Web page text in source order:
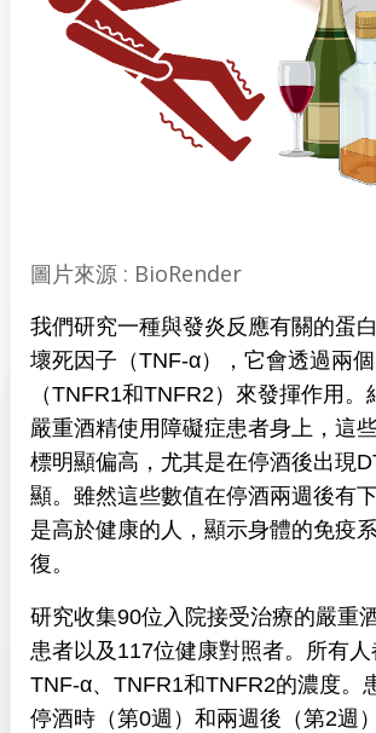
圖片來源 : BioRender
我們研究一種與發炎反應有關的蛋
壞死因子（TNF-α），它會透過兩個
（TNFR1和TNFR2）來發揮作用。
嚴重酒精使用障礙症患者身上，這
標明顯偏高，尤其是在停酒後出現
顯。雖然這些數值在停酒兩週後有
是高於健康的人，顯示身體的免疫
復。
研究收集90位入院接受治療的嚴重
患者以及117位健康對照者。所有
TNF-α、TNFR1和TNFR2的濃度。
停酒時（第0週）和兩週後（第2週